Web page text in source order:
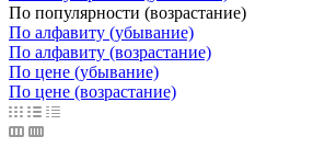
По популярности (возрастание)
По алфавиту (убывание)
По алфавиту (возрастание)
По цене (убывание)
По цене (возрастание)